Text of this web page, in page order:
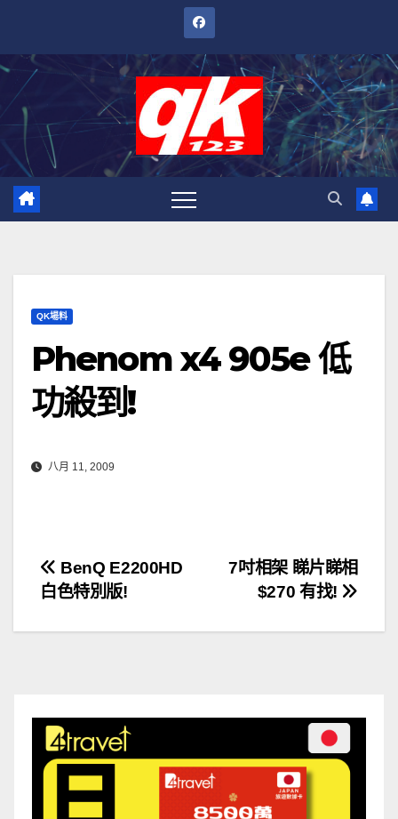
內
QK場料
Phenom x4 905e 低
功殺到!
八月 11, 2009
文
章
7吋相架 睇片睇相
$270 有找!
BenQ E2200HD
白色特別版!